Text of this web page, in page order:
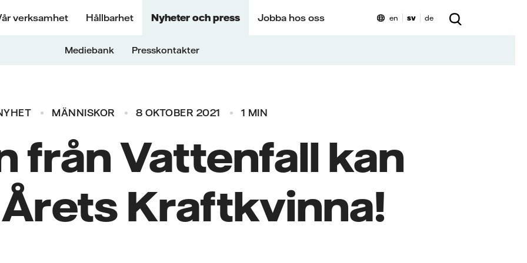
verksamhet Hållbarhet Nyheter och press Jobba hos oss
Mediebank Presskontakter
en sv de
MÄNNISKOR 8 OKTOBER 2021 1 MIN
från Vattenfall kan
Kraftkvinna!